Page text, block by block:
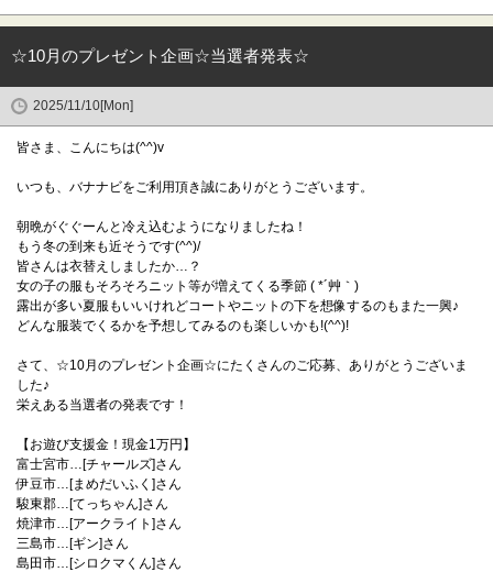
☆10月のプレゼント企画☆当選者発表☆
2025/11/10[Mon]
皆さま、こんにちは(^^)v
いつも、バナナビをご利用頂き誠にありがとうございます。
朝晩がぐぐーんと冷え込むようになりましたね！
もう冬の到来も近そうです(^^)/
皆さんは衣替えしましたか…？
女の子の服もそろそろニット等が増えてくる季節 ( *´艸｀)
露出が多い夏服もいいけれどコートやニットの下を想像するのもまた一興♪
どんな服装でくるかを予想してみるのも楽しいかも!(^^)!
さて、☆10月のプレゼント企画☆にたくさんのご応募、ありがとうございま
した♪
栄えある当選者の発表です！
【お遊び支援金！現金1万円】
富士宮市…[チャールズ]さん
伊豆市…[まめだいふく]さん
駿東郡…[てっちゃん]さん
焼津市…[アークライト]さん
三島市…[ギン]さん
島田市…[シロクマくん]さん